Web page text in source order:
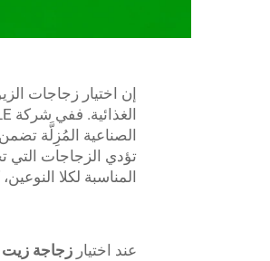
إن اختيار زجاجات
الصناعية المُزِلَّة
تؤدي الزجاجات التي
المناسبة لكلا
عند اختيار زجاجة زيت